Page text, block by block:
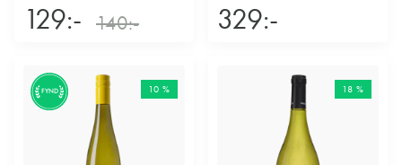
129:- 140:- 329:-
FYND 10 % 18 %